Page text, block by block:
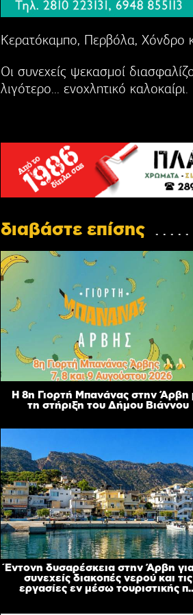
Κερατόκαμπο, Περβόλα, Χόνδρο
Οι συνεχείς ψεκασμοί
λιγότερο... ενοχλητικό καλοκαίρι.
διαβάστε επίσης
Η 8η Γιορτή Μπανάνας στην Άρβη
τη στήριξη του Δήμου Βιάννου
Έντονη δυσαρέσκεια στην Άρβη για
συνεχείς διακοπές νερού και τις
εργασίες εν μέσω τουριστικής